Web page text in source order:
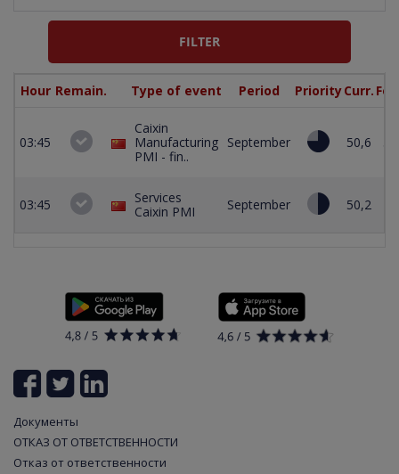
Hour Remain. Type of event Period PriorityCurr.
03:45
Caixin
Manufacturing
PMI - fin..
September 50,6
03:45
Services
Caixin PMI
September 50,2
Документы
ОТКАЗ ОТ ОТВЕТСТВЕННОСТИ
Отказ от ответственности